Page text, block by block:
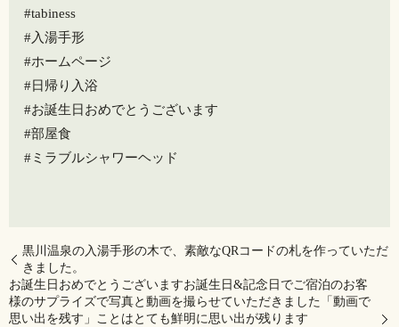
#tabiness
#入湯手形
#ホームページ
#日帰り入浴
#お誕生日おめでとうございます
#部屋食
#ミラブルシャワーヘッド
黒川温泉の入湯手形の木で、素敵なQRコードの札を作っていただ
きました。
お誕生日おめでとうございますお誕生日&記念日でご宿泊のお客
様のサプライズで写真と動画を撮らせていただきました️「動画で
思い出を残す」ことはとても鮮明に思い出が残ります